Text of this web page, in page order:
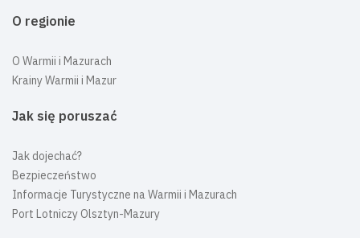
O regionie
O Warmii i Mazurach
Krainy Warmii i Mazur
Jak się poruszać
Jak dojechać?
Bezpieczeństwo
Informacje Turystyczne na Warmii i Mazurach
Port Lotniczy Olsztyn-Mazury